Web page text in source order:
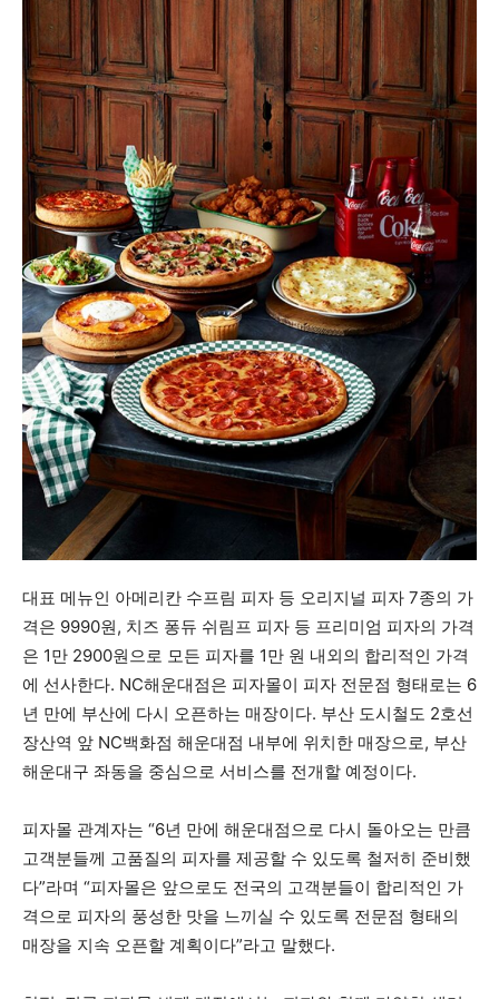
대표 메뉴인 아메리칸 수프림 피자 등 오리지널 피자 7종의 가
격은 9990원, 치즈 퐁듀 쉬림프 피자 등 프리미엄 피자의 가격
은 1만 2900원으로 모든 피자를 1만 원 내외의 합리적인 가격
에 선사한다. NC해운대점은 피자몰이 피자 전문점 형태로는 6
년 만에 부산에 다시 오픈하는 매장이다. 부산 도시철도 2호선
장산역 앞 NC백화점 해운대점 내부에 위치한 매장으로, 부산
해운대구 좌동을 중심으로 서비스를 전개할 예정이다.
피자몰 관계자는 “6년 만에 해운대점으로 다시 돌아오는 만큼
고객분들께 고품질의 피자를 제공할 수 있도록 철저히 준비했
다”라며 “피자몰은 앞으로도 전국의 고객분들이 합리적인 가
격으로 피자의 풍성한 맛을 느끼실 수 있도록 전문점 형태의
매장을 지속 오픈할 계획이다”라고 말했다.